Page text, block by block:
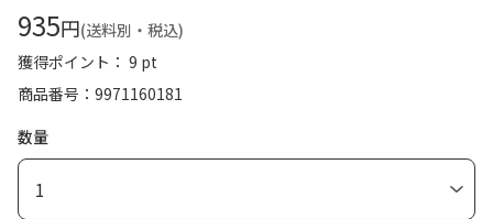
935円(送料別・税込)
獲得ポイント： 9 pt
商品番号
9971160181
数量
1